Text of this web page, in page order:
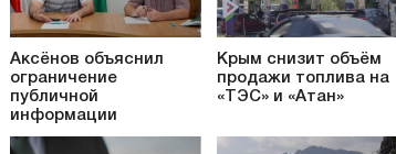
Аксёнов объяснил
ограничение
публичной
информации
Крым снизит объём
продажи топлива на
«ТЭС» и «Атан»